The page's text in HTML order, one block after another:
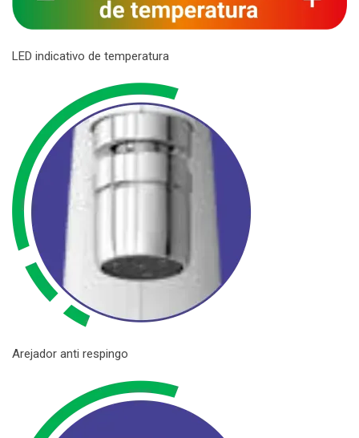
LED indicativo de temperatura
Arejador anti respingo